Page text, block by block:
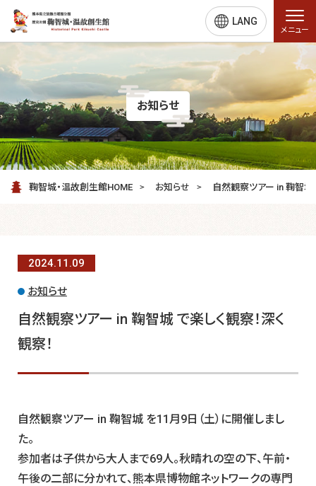
LANG
メニュー
お知らせ
鞠智城・温故創生館HOME お知らせ 自然観察ツアー in 鞠智城
2024.11.09
お知らせ
自然観察ツアー in 鞠智城 で楽しく観察！深く
観察！
自然観察ツアー in 鞠智城 を11月9日（土）に開催しまし
た。
参加者は子供から大人まで69人。秋晴れの空の下、午前・
午後の二部に分かれて、熊本県博物館ネットワークの専門